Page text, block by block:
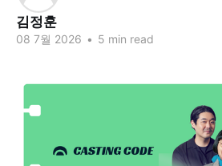
김정훈
08 7월 2026 • 5 min read